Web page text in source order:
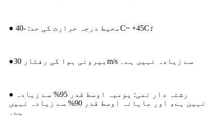
● محیط درجہ حرارت کی حد: -40C~ +45C؛
●بیرونی ہوا کی رفتار 30m/s سے زیادہ نہیں ہے۔
● رشتہ دار نمی: یومیہ اوسط قدر 95% سے زیادہ
نہیں ہے، اور ماہانہ اوسط قدر 90% سے زیادہ نہیں
ہے۔